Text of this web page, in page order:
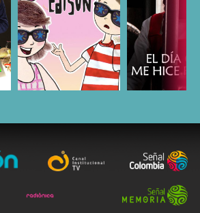
ESCUCHAR